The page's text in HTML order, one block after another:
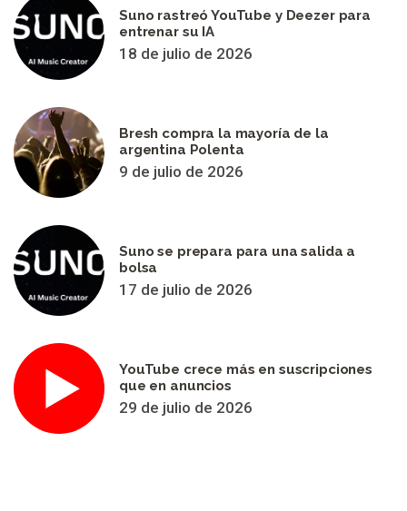
Suno rastreó YouTube y Deezer para
entrenar su IA
18 de julio de 2026
Bresh compra la mayoría de la
argentina Polenta
9 de julio de 2026
Suno se prepara para una salida a
bolsa
17 de julio de 2026
YouTube crece más en suscripciones
que en anuncios
29 de julio de 2026